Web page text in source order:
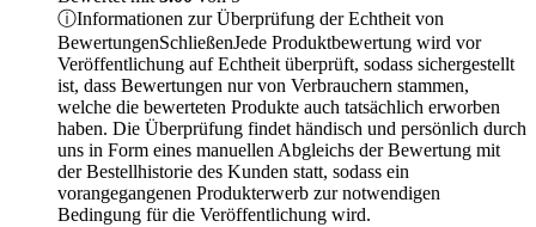
ⓘInformationen zur Überprüfung der Echtheit von
BewertungenSchließenJede Produktbewertung wird vor
Veröffentlichung auf Echtheit überprüft, sodass sichergestellt
ist, dass Bewertungen nur von Verbrauchern stammen,
welche die bewerteten Produkte auch tatsächlich erworben
haben. Die Überprüfung findet händisch und persönlich durch
uns in Form eines manuellen Abgleichs der Bewertung mit
der Bestellhistorie des Kunden statt, sodass ein
vorangegangenen Produkterwerb zur notwendigen
Bedingung für die Veröffentlichung wird.